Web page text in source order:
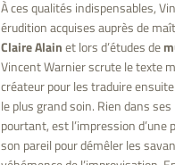
À ces qualités indispensables,
érudition acquises auprès de
Claire Alainet lors d’études de
Vincent Warnier scrute le texte
créateur pour les traduire
le plus grand soin. Rien dans
pourtant, est l’impression
son pareil pour démêler les